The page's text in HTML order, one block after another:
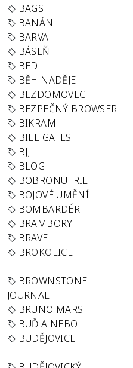
BAGS
BANÁN
BARVA
BÁSEŇ
BED
BĚH NADĚJE
BEZDOMOVEC
BEZPEČNÝ BROWSER
BIKRAM
BILL GATES
BJJ
BLOG
BOBRONUTRIE
BOJOVÉ UMĚNÍ
BOMBARDÉR
BRAMBORY
BRAVE
BROKOLICE
BROWNSTONE
JOURNAL
BRUNO MARS
BUĎ A NEBO
BUDĚJOVICE